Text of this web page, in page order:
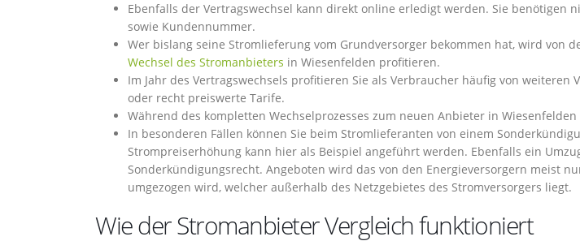
Ebenfalls der Vertragswechsel kann direkt online erledigt werden. Sie benötigen
sowie Kundennummer.
Wer bislang seine Stromlieferung vom Grundversorger bekommen hat, wird von
Wechsel des Stromanbieters in Wiesenfelden profitieren.
Im Jahr des Vertragswechsels profitieren Sie als Verbraucher häufig von weiteren
oder recht preiswerte Tarife.
Während des kompletten Wechselprozesses zum neuen Anbieter in
In besonderen Fällen können Sie beim Stromlieferanten von einem
Strompreiserhöhung kann hier als Beispiel angeführt werden. Ebenfalls ein
Sonderkündigungsrecht. Angeboten wird das von den Energieversorgern meist
umgezogen wird, welcher außerhalb des Netzgebietes des Stromversorgers liegt.
Wie der Stromanbieter Vergleich funktioniert